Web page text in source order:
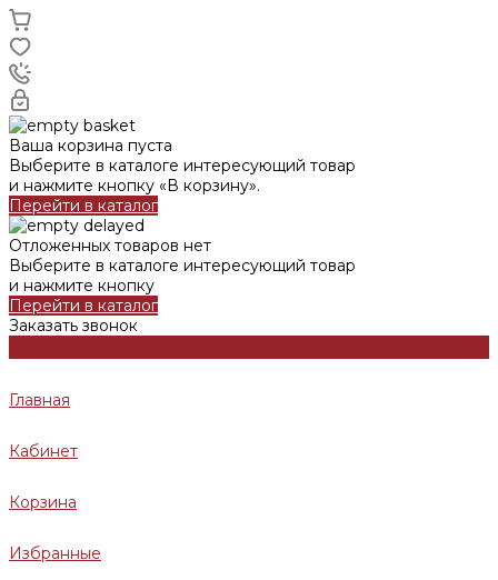
Ваша корзина пуста
Выберите в каталоге интересующий товар
и нажмите кнопку «В корзину».
Перейти в каталог
Отложенных товаров нет
Выберите в каталоге интересующий товар
и нажмите кнопку
Перейти в каталог
Заказать звонок
Главная
Кабинет
Корзина
Избранные